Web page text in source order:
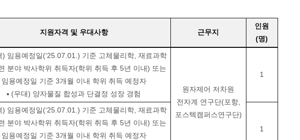
지원자격 및 우대사항 근무지
인원
(명)
) 임용예정일(‘25.07.01.) 기준 고체물리학, 재료과학
분야 박사학위 취득자(학위 취득 후 5년 이내) 또는
임용예정일 기준 3개월 이내 학위 취득 예정자
▪ (우대) 양자물질 합성과 단결정 성장 경험
원자제어 저차원
전자계 연구단(포항,
포스텍캠퍼스연구단)
1
) 임용예정일(‘25.07.01.) 기준 고체물리학, 재료과학
분야 박사학위 취득자(학위 취득 후 5년 이내) 또는
임용예정일 기준 3개월 이내 학위 취득 예정자
1